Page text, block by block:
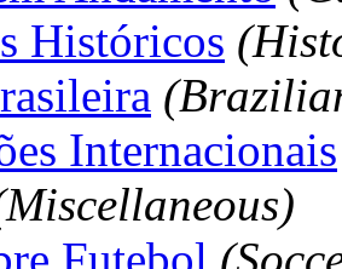
Históricos
Internacionais